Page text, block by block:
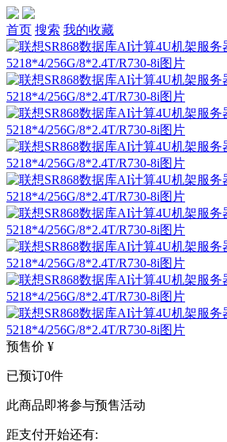
首页 搜索 我的收藏
预售价 ¥
已预订0件
此商品即将参与预售活动
距支付开始还有: